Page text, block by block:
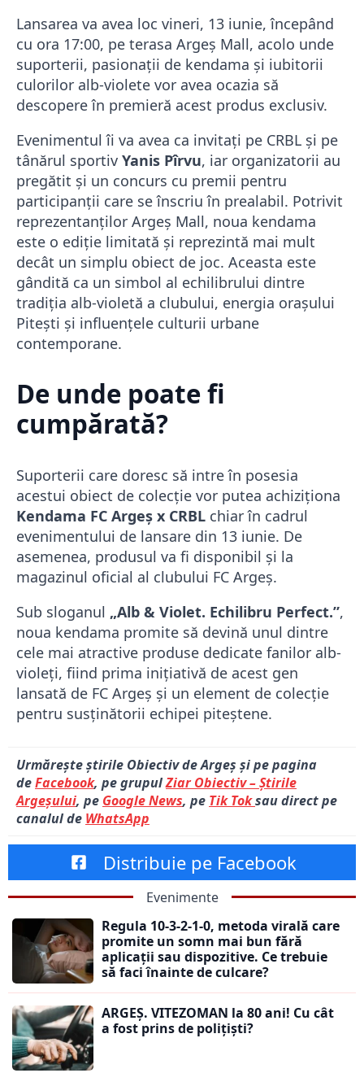
Lansarea va avea loc vineri, 13 iunie, începând
cu ora 17:00, pe terasa Argeș Mall, acolo unde
suporterii, pasionații de kendama și iubitorii
culorilor alb-violete vor avea ocazia să
descopere în premieră acest produs exclusiv.
Evenimentul îi va avea ca invitați pe CRBL și pe
tânărul sportiv Yanis Pîrvu, iar organizatorii au
pregătit și un concurs cu premii pentru
participanții care se înscriu în prealabil. Potrivit
reprezentanților Argeș Mall, noua kendama
este o ediție limitată și reprezintă mai mult
decât un simplu obiect de joc. Aceasta este
gândită ca un simbol al echilibrului dintre
tradiția alb-violetă a clubului, energia orașului
Pitești și influențele culturii urbane
contemporane.
De unde poate fi
cumpărată?
Suporterii care doresc să intre în posesia
acestui obiect de colecție vor putea achiziționa
Kendama FC Argeș x CRBL chiar în cadrul
evenimentului de lansare din 13 iunie. De
asemenea, produsul va fi disponibil și la
magazinul oficial al clubului FC Argeș.
Sub sloganul „Alb & Violet. Echilibru Perfect.”,
noua kendama promite să devină unul dintre
cele mai atractive produse dedicate fanilor alb-
violeți, fiind prima inițiativă de acest gen
lansată de FC Argeș și un element de colecție
pentru susținătorii echipei piteștene.
Urmărește știrile Obiectiv de Argeș și pe pagina
deFacebook, pe grupulZiar Obiectiv – Știrile
Argeșului, pe Google News, pe Tik Toksau direct pe
canalul de WhatsApp
Distribuie pe Facebook
Evenimente
Regula 10-3-2-1-0, metoda virală care
promite un somn mai bun fără
aplicații sau dispozitive. Ce trebuie
să faci înainte de culcare?
ARGEȘ. VITEZOMAN la 80 ani! Cu cât
a fost prins de polițiști?